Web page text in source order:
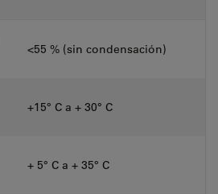
<55 % (sin condensación)
+15° C a + 30° C
+ 5° C a + 35° C